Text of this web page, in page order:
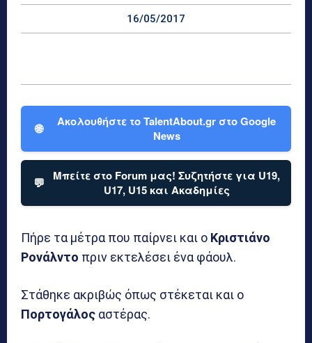
16/05/2017
🌐
Ακολουθήστε το TalentAbout.gr στο Google
News
💬
Μπείτε στο Forum μας! Συζητήστε για U19,
U17, U15 και Ακαδημίες
Πήρε τα μέτρα που παίρνει και ο Κριστιάνο
Ρονάλντο πριν εκτελέσει ένα φάουλ.
Στάθηκε ακριβώς όπως στέκεται και ο
Πορτογάλος αστέρας.